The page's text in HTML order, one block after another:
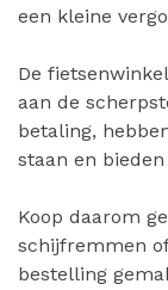
een kleine
De
aan de
betaling,
staan en
Koop daarom
schijfremmen
bestelling